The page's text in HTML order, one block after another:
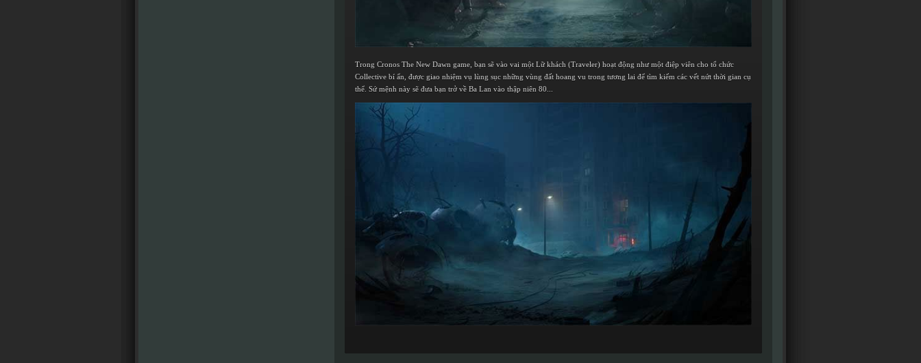
Trong Cronos The New Dawn game, bạn sẽ vào vai một Lữ khách (Traveler) hoạt động như một điệp viên cho tổ chức
Collective bí ẩn, được giao nhiệm vụ lùng sục những vùng đất hoang vu trong tương lai để tìm kiếm các vết nứt thời gian cụ
thể. Sứ mệnh này sẽ đưa bạn trở về Ba Lan vào thập niên 80...